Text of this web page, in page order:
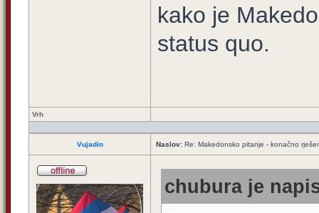
kako je
status quo.
Vrh
Vujadin Naslov: Re: Makedonsko pitanje - konačno
chubura je